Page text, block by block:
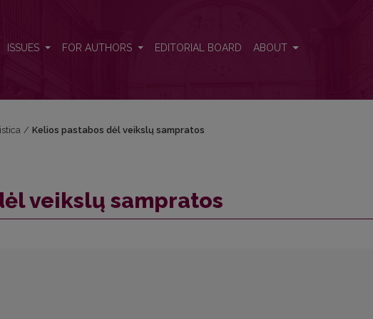
ISSUES FOR AUTHORS EDITORIAL BOARD ABOUT
/ Kelios pastabos dėl veikslų sampratos
veikslų sampratos